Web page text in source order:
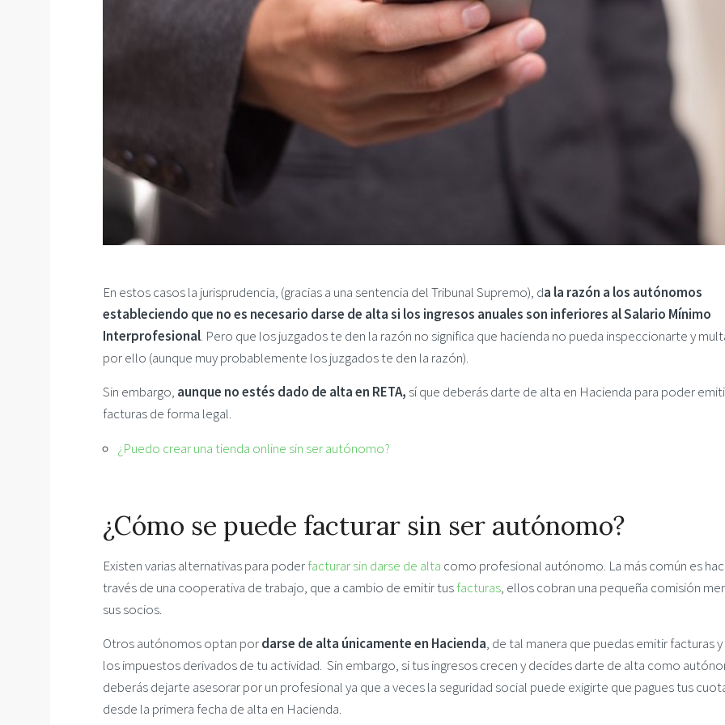
En estos casos la jurisprudencia, (gracias a una sentencia del Tribunal Supremo), da la razón a los autónomos
estableciendo que no es necesario darse de alta si los ingresos anuales son inferiores al Salario Mínimo
Interprofesional. Pero que los juzgados te den la razón no significa que hacienda no pueda inspeccionarte y
por ello (aunque muy probablemente los juzgados te den la razón).
Sin embargo, aunque no estés dado de alta en RETA, sí que deberás darte de alta en Hacienda para poder
facturas de forma legal.
¿Puedo crear una tienda online sin ser autónomo?
¿Cómo se puede facturar sin ser autónomo?
Existen varias alternativas para poderfacturar sin darse de alta como profesional autónomo. La más común es
través de una cooperativa de trabajo, que a cambio de emitir tusfacturas, ellos cobran una pequeña comisión
sus socios.
Otros autónomos optan pordarse de alta únicamente en Hacienda, de tal manera que puedas emitir facturas
los impuestos derivados de tu actividad. Sin embargo, si tus ingresos crecen y decides darte de alta como
deberás dejarte asesorar por un profesional ya que a veces la seguridad social puede exigirte que pagues tus
desde la primera fecha de alta en Hacienda.